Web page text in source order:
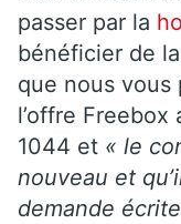
passer par la
bénéficier de
que nous vous
l’offre
1044 et « le
nouveau et
demande